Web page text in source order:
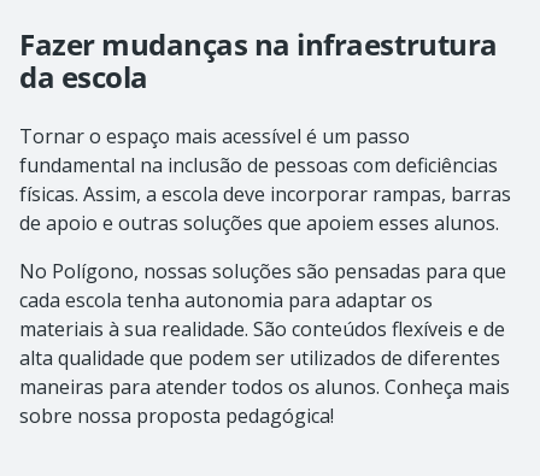
Fazer mudanças na infraestrutura
da escola
Tornar o espaço mais acessível é um passo
fundamental na inclusão de pessoas com deficiências
físicas. Assim, a escola deve incorporar rampas, barras
de apoio e outras soluções que apoiem esses alunos.
No Polígono, nossas soluções são pensadas para que
cada escola tenha autonomia para adaptar os
materiais à sua realidade. São conteúdos flexíveis e de
alta qualidade que podem ser utilizados de diferentes
maneiras para atender todos os alunos. Conheça mais
sobre nossa proposta pedagógica!